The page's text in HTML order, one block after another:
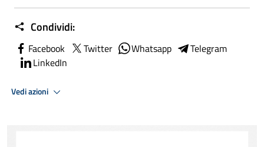
Condividi:
Facebook Twitter Whatsapp
Telegram
LinkedIn
Vedi azioni